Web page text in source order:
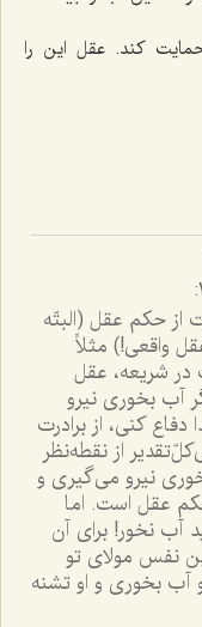
کند. عقل این را
حکم عقل (البتّه
واقعی!) مثلاً
در شریعه، عقل
آب بخوری نیرو
کنی، از برادرت
از نقطه‌نظر
نیرو می‌گیری و
عقل است. اما
آب نخور! برای آن
نفس مولای تو
آب بخوری و او تشنه